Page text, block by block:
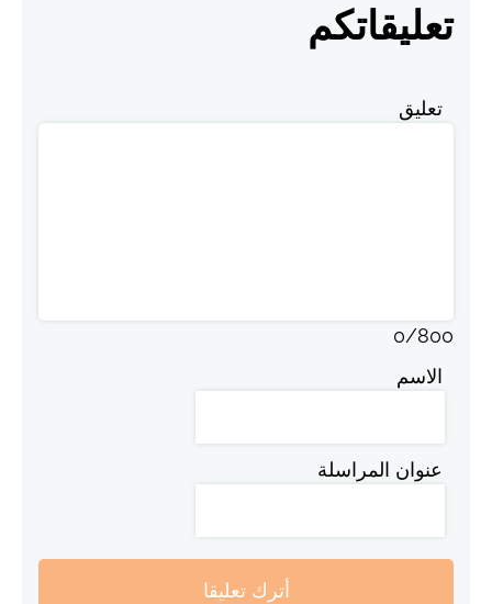
تعليقاتكم
تعليق
0/800
الاسم
عنوان المراسلة
أترك تعليقا